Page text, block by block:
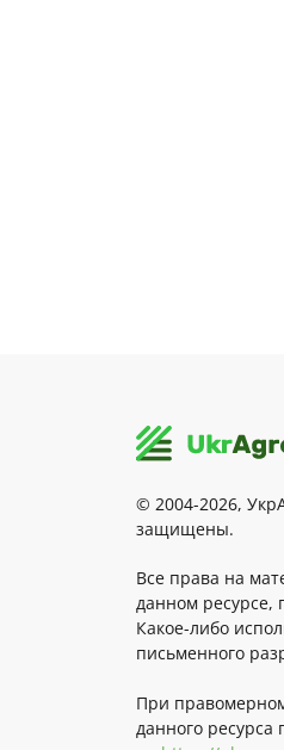
© 2004-2026,
защищены.
Все права на
данном ресурсе,
Какое-либо
письменного
При
данного ресурса